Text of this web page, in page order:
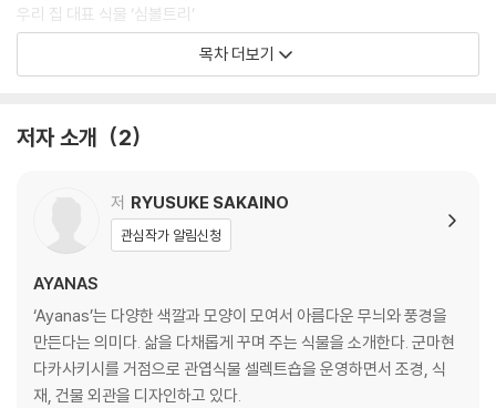
우리 집 대표 식물 ‘심볼트리’
오직 하나뿐인 나의 나무
다육식물과 함께 살기
화분 고르기의 기본
화분과 화분커버를 고르는 즐거움
AYANAS | 아야나스
SNARK | 스나크
HACHILABO | 하칠라보
aarde | 아르데
목차 더보기
저자 소개 2
저 RYUSUKE SAKAINO
관심작가 알림신청
AYANAS
‘Ayanas’는 다양한 색깔과 모양이 모여서 아름다운 무늬와 풍경을
만든다는 의미다. 삶을 다채롭게 꾸며 주는 식물을 소개한다. 군마현
다카사키시를 거점으로 관엽식물 셀렉트숍을 운영하면서 조경, 식
재, 건물 외관을 디자인하고 있다.